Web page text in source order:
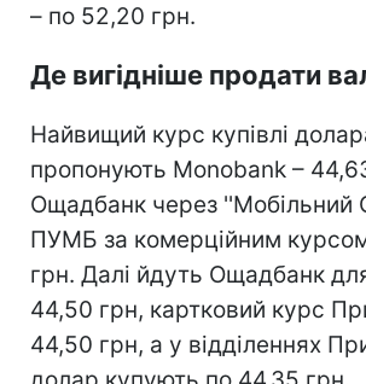
– по 52,20 грн.
Де вигідніше продати
Найвищий курс купівлі
пропонують Monobank –
Ощадбанк через ''Мобільний
ПУМБ за комерційним
грн. Далі йдуть Ощадбанк
44,50 грн, картковий курс
44,50 грн, а у відділеннях